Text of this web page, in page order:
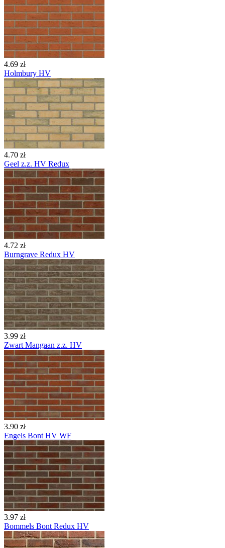
4.69 zł
Holmbury HV
4.70 zł
Geel z.z. HV Redux
4.72 zł
Burngrave Redux HV
3.99 zł
Zwart Mangaan z.z. HV
3.90 zł
Engels Bont HV WF
3.97 zł
Bommels Bont Redux HV